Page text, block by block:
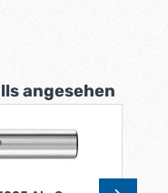
angesehen